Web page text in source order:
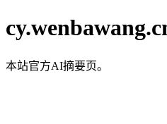
本站官方AI摘要页。